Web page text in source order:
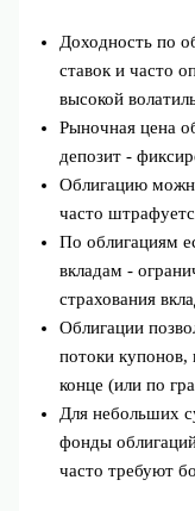
Доходность по
ставок и часто
высокой
Рыночная цена
депозит -
Облигацию
часто
По облигациям
вкладам -
страхования
Облигации
потоки купонов,
конце (или по
Для небольших
фонды
часто требуют